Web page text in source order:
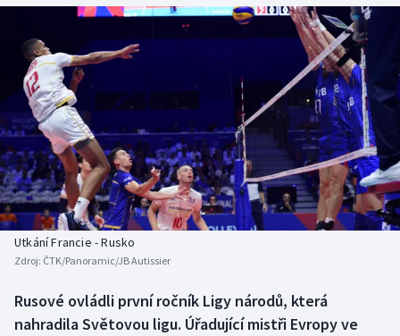
DALŠÍ SPORTY
Americký fotbal
Baseball a softbal
Basketbal
Biatlon
Box
NEPŘEHLÉDNĚTE
Soutěže
Historické návraty
Aplikace ČT sport
Utkání Francie - Rusko
Zdroj: ČTK/Panoramic/JB Autissier
Rusové ovládli první ročník Ligy národů, která
nahradila Světovou ligu. Úřadující mistři Evropy ve